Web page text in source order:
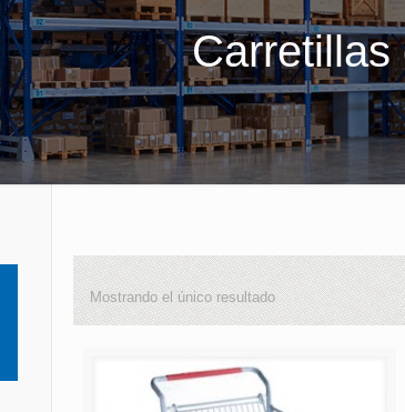
Carretillas
Mostrando el único resultado